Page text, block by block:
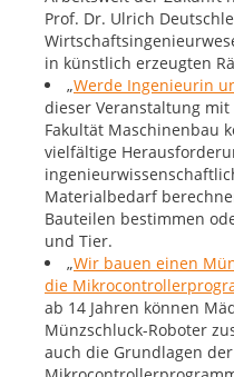
Prof. Dr. Ulrich
in künstlich erzeugten
„Werde Ingenieurin
dieser Veranstaltung
Fakultät Maschinenbau
vielfältige
Materialbedarf
Bauteilen bestimmen
und Tier.
„Wir bauen einen
die
ab 14 Jahren können
Münzschluck-Roboter
auch die Grundlagen der